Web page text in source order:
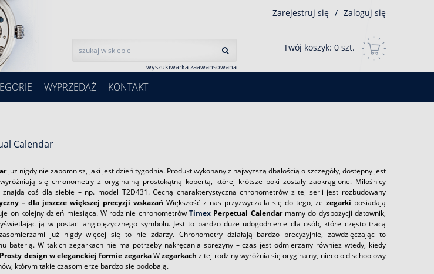
wyszukiwarka zaawansowana
Zarejestruj się / Zaloguj się
Twój koszyk: 0 szt.
WYPRZEDAŻ KONTAKT
Calendar
już nigdy nie zapomnisz, jaki jest dzień tygodnia. Produkt wykonany z najwyższą dbałością o szczegóły, dostępny jest
się chronometry z oryginalną prostokątną kopertą, której krótsze boki zostały zaokrąglone. Miłośnicy
znajdą coś dla siebie – np. model T2D431. Cechą charakterystyczną chronometrów z tej serii jest rozbudowany
– dla jeszcze większej precyzji wskazańWiększość z nas przyzwyczaiła się do tego, żezegarki posiadają
on kolejny dzień miesiąca. W rodzinie chronometrówTimex Perpetual Calendarmamy do dyspozycji datownik,
ją w postaci anglojęzycznego symbolu. Jest to bardzo duże udogodnienie dla osób, które często tracą
już nigdy więcej się to nie zdarzy. Chronometry działają bardzo precyzyjnie, zawdzięczając to
baterią. W takich zegarkach nie ma potrzeby nakręcania sprężyny – czas jest odmierzany również wtedy, kiedy
Prosty design w eleganckiej formie zegarkaWzegarkach z tej rodziny wyróżnia się oryginalny, nieco old schoolowy
którym takie czasomierze bardzo się podobają.